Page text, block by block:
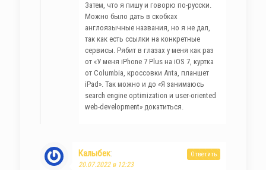
Затем, что я пишу и говорю по-русски.
Можно было дать в скобках
англоязычные названия, но я не дал,
так как есть ссылки на конкретные
сервисы. Рябит в глазах у меня как раз
от «У меня iPhone 7 Plus на iOS 7, куртка
от Columbia, кроссовки Anta, планшет
iPad». Так можно и до «Я занимаюсь
search engine optimization и user-oriented
web-development» докатиться.
Калыбек:
20.07.2022 в 12:23
Ответить